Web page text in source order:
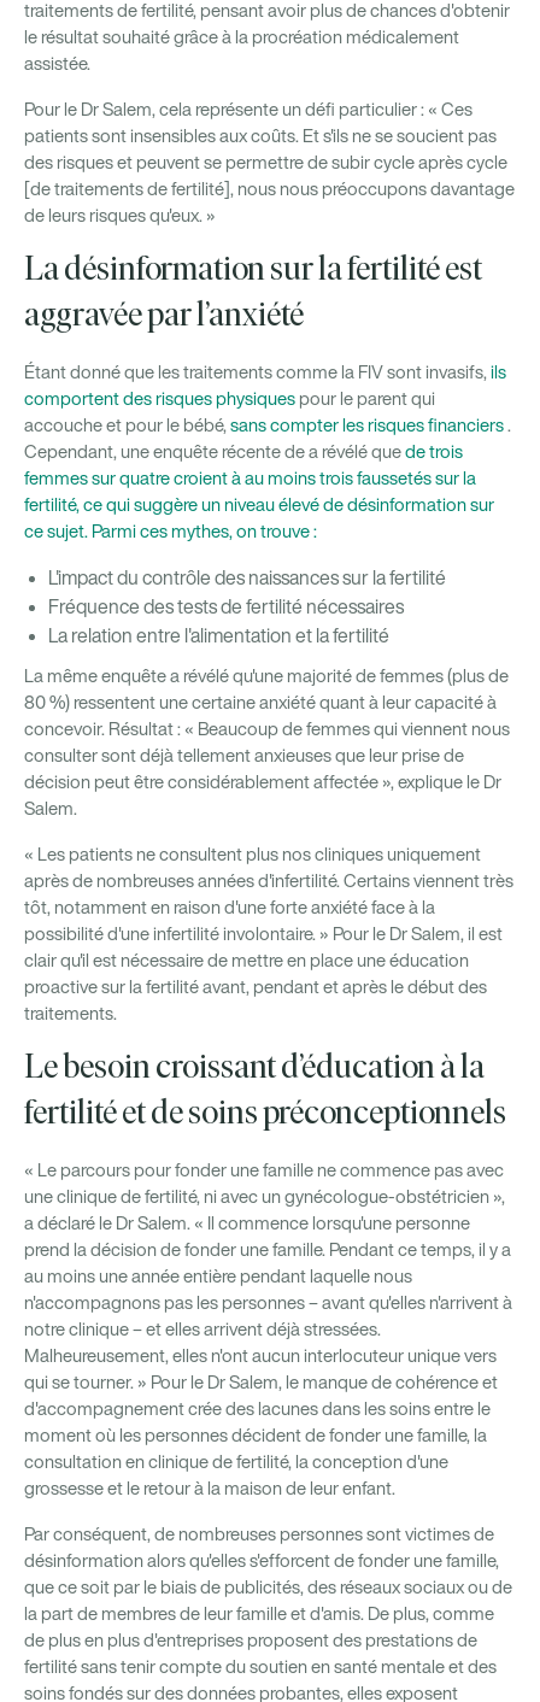
traitements de fertilité, pensant avoir plus de chances d'obtenir
le résultat souhaité grâce à la procréation médicalement
assistée.
Pour le Dr Salem, cela représente un défi particulier : « Ces
patients sont insensibles aux coûts. Et s'ils ne se soucient pas
des risques et peuvent se permettre de subir cycle après cycle
[de traitements de fertilité], nous nous préoccupons davantage
de leurs risques qu'eux. »
La désinformation sur la fertilité est
aggravée par l’anxiété
Étant donné que les traitements comme la FIV sont invasifs, ils
comportent des risques physiques pour le parent qui
accouche et pour le bébé, sans compter les risques financiers.
Cependant, une enquête récente de a révélé quede trois
femmes sur quatre croient à au moins trois faussetés sur la
fertilité, ce qui suggère un niveau élevé de désinformation sur
ce sujet. Parmi ces mythes, on trouve :
L'impact du contrôle des naissances sur la fertilité
Fréquence des tests de fertilité nécessaires
La relation entre l'alimentation et la fertilité
La même enquête a révélé qu'une majorité de femmes (plus de
80 %) ressentent une certaine anxiété quant à leur capacité à
concevoir. Résultat : « Beaucoup de femmes qui viennent nous
consulter sont déjà tellement anxieuses que leur prise de
décision peut être considérablement affectée », explique le Dr
Salem.
« Les patients ne consultent plus nos cliniques uniquement
après de nombreuses années d'infertilité. Certains viennent très
tôt, notamment en raison d'une forte anxiété face à la
possibilité d'une infertilité involontaire. » Pour le Dr Salem, il est
clair qu'il est nécessaire de mettre en place une éducation
proactive sur la fertilité avant, pendant et après le début des
traitements.
Le besoin croissant d’éducation à la
fertilité et de soins préconceptionnels
« Le parcours pour fonder une famille ne commence pas avec
une clinique de fertilité, ni avec un gynécologue-obstétricien »,
a déclaré le Dr Salem. « Il commence lorsqu'une personne
prend la décision de fonder une famille. Pendant ce temps, il y a
au moins une année entière pendant laquelle nous
n'accompagnons pas les personnes – avant qu'elles n'arrivent à
notre clinique – et elles arrivent déjà stressées.
Malheureusement, elles n'ont aucun interlocuteur unique vers
qui se tourner. » Pour le Dr Salem, le manque de cohérence et
d'accompagnement crée des lacunes dans les soins entre le
moment où les personnes décident de fonder une famille, la
consultation en clinique de fertilité, la conception d'une
grossesse et le retour à la maison de leur enfant.
Par conséquent, de nombreuses personnes sont victimes de
désinformation alors qu'elles s'efforcent de fonder une famille,
que ce soit par le biais de publicités, des réseaux sociaux ou de
la part de membres de leur famille et d'amis. De plus, comme
de plus en plus d'entreprises proposent des prestations de
fertilité sans tenir compte du soutien en santé mentale et des
soins fondés sur des données probantes, elles exposent